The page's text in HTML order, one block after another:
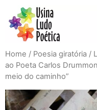
Home / Poesia giratória /
ao Poeta Carlos
meio do caminho”